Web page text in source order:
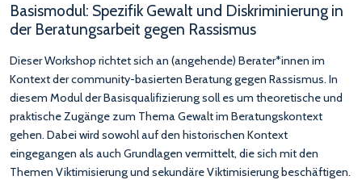
Basismodul: Spezifik Gewalt und Diskriminierung in
der Beratungsarbeit gegen Rassismus
Dieser Workshop richtet sich an (angehende) Berater*innen im
Kontext der community-basierten Beratung gegen Rassismus. In
diesem Modul der Basisqualifizierung soll es um theoretische und
praktische Zugänge zum Thema Gewalt im Beratungskontext
gehen. Dabei wird sowohl auf den historischen Kontext
eingegangen als auch Grundlagen vermittelt, die sich mit den
Themen Viktimisierung und sekundäre Viktimisierung beschäftigen.